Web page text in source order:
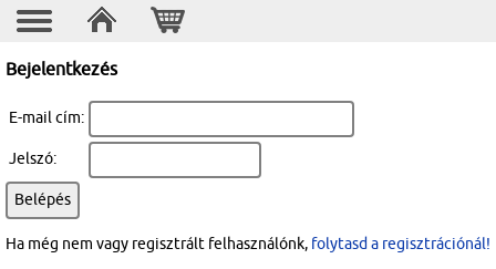
Bejelentkezés
E-mail cím:
Jelszó:
Ha még nem vagy regisztrált felhasználónk, folytasd a regisztrációnál!